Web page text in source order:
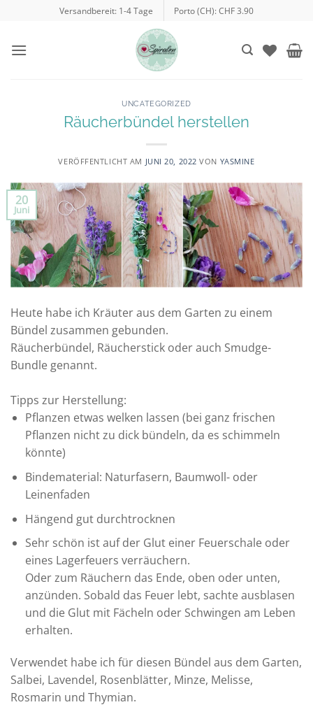
springen
Versandbereit: 1-4 Tage Porto (CH): CHF 3.90
UNCATEGORIZED
Räucherbündel herstellen
VERÖFFENTLICHT AM JUNI 20, 2022 VON YASMINE
20
Juni
Heute habe ich Kräuter aus dem Garten zu einem
Bündel zusammen gebunden.
Räucherbündel, Räucherstick oder auch Smudge-
Bundle genannt.
Tipps zur Herstellung:
Pflanzen etwas welken lassen (bei ganz frischen
Pflanzen nicht zu dick bündeln, da es schimmeln
könnte)
Bindematerial: Naturfasern, Baumwoll- oder
Leinenfaden
Hängend gut durchtrocknen
Sehr schön ist auf der Glut einer Feuerschale oder
eines Lagerfeuers verräuchern.
Oder zum Räuchern das Ende, oben oder unten,
anzünden. Sobald das Feuer lebt, sachte ausblasen
und die Glut mit Fächeln oder Schwingen am Leben
erhalten.
Verwendet habe ich für diesen Bündel aus dem Garten,
Salbei, Lavendel, Rosenblätter, Minze, Melisse,
Rosmarin und Thymian.